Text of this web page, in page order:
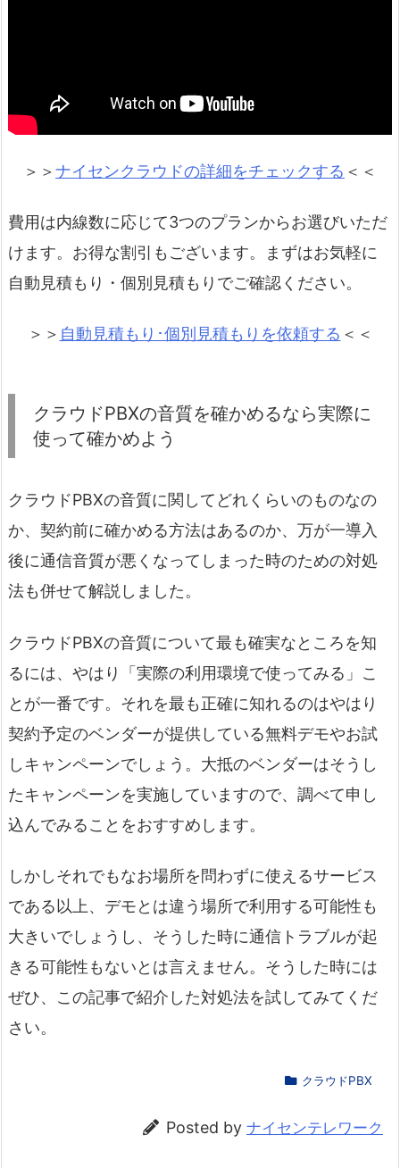
＞＞ナイセンクラウドの詳細をチェックする ＜＜
費用は内線数に応じて3つのプランからお選びいただ
けます。お得な割引もございます。まずはお気軽に
自動見積もり・個別見積もりでご確認ください。
＞＞ 自動見積もり･個別見積もりを依頼する ＜＜
クラウドPBXの音質を確かめるなら実際に
使って確かめよう
クラウドPBXの音質に関してどれくらいのものなの
か、契約前に確かめる方法はあるのか、万が一導入
後に通信音質が悪くなってしまった時のための対処
法も併せて解説しました。
クラウドPBXの音質について最も確実なところを知
るには、やはり「実際の利用環境で使ってみる」こ
とが一番です。それを最も正確に知れるのはやはり
契約予定のベンダーが提供している無料デモやお試
しキャンペーンでしょう。大抵のベンダーはそうし
たキャンペーンを実施していますので、調べて申し
込んでみることをおすすめします。
しかしそれでもなお場所を問わずに使えるサービス
である以上、デモとは違う場所で利用する可能性も
大きいでしょうし、そうした時に通信トラブルが起
きる可能性もないとは言えません。そうした時には
ぜひ、この記事で紹介した対処法を試してみてくだ
さい。
クラウドPBX
Posted by ナイセンテレワーク